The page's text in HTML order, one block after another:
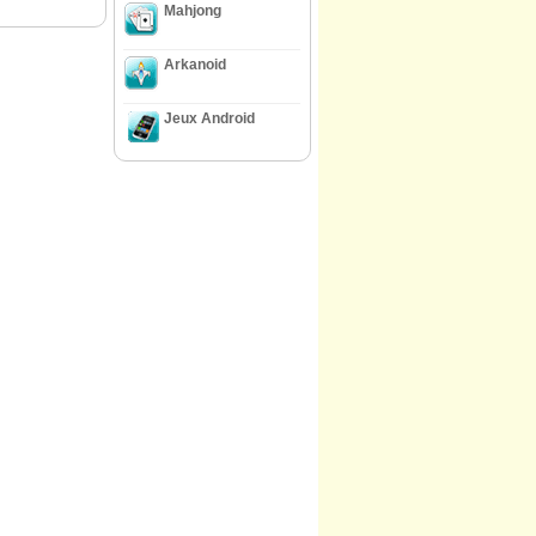
Mahjong
Arkanoid
Jeux Android